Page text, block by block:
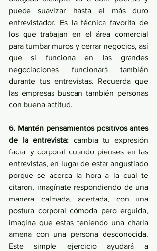
puede suavizar hasta el más duro
entrevistador. Es la técnica favorita de
los que trabajan en el área comercial
para tumbar muros y cerrar negocios, así
que si funciona en las grandes
negociaciones funcionará también
durante tus entrevistas. Recuerda que
las empresas buscan también personas
con buena actitud.
6. Mantén pensamientos positivos antes
de la entrevista: cambia tu expresión
facial y corporal cuando pienses en las
entrevistas, en lugar de estar angustiado
porque se acerca la hora a la cual te
citaron, imagínate respondiendo de una
manera calmada, acertada, con una
postura corporal cómoda pero erguida,
imagina que estas teniendo una charla
amena con una persona desconocida.
Este simple ejercicio ayudará a